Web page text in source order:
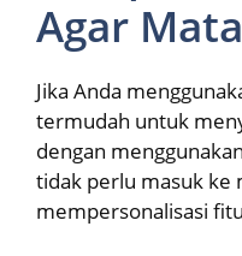
Agar
Jika Anda
termudah untuk
dengan
tidak perlu masuk ke
mempersonalisasi